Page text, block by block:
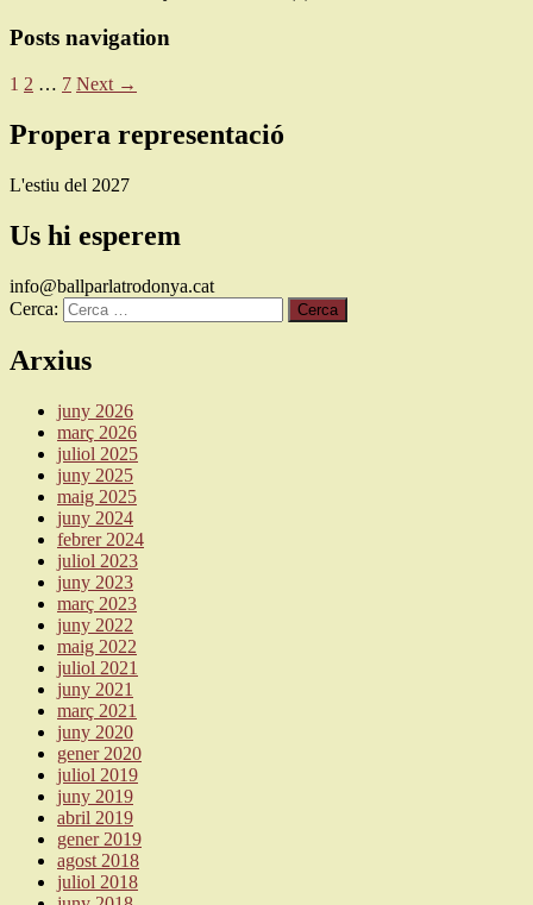
Posts navigation
1 2 … 7 Next →
Propera representació
L'estiu del 2027
Us hi esperem
info@ballparlatrodonya.cat
Cerca:
Arxius
juny 2026
març 2026
juliol 2025
juny 2025
maig 2025
juny 2024
febrer 2024
juliol 2023
juny 2023
març 2023
juny 2022
maig 2022
juliol 2021
juny 2021
març 2021
juny 2020
gener 2020
juliol 2019
juny 2019
abril 2019
gener 2019
agost 2018
juliol 2018